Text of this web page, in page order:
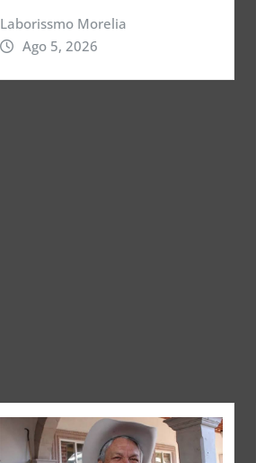
Laborissmo Morelia
Ago 5, 2026